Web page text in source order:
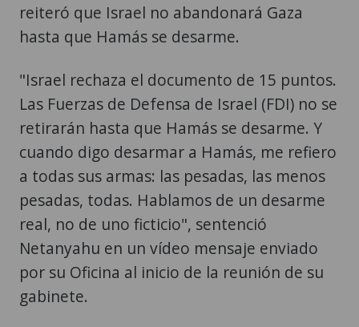
reiteró que Israel no abandonará Gaza
hasta que Hamás se desarme.
"Israel rechaza el documento de 15 puntos.
Las Fuerzas de Defensa de Israel (FDI) no se
retirarán hasta que Hamás se desarme. Y
cuando digo desarmar a Hamás, me refiero
a todas sus armas: las pesadas, las menos
pesadas, todas. Hablamos de un desarme
real, no de uno ficticio", sentenció
Netanyahu en un vídeo mensaje enviado
por su Oficina al inicio de la reunión de su
gabinete.